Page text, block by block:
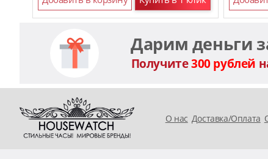
Дарим деньги
Получите300 рублей
O нас Доставка/Оплата